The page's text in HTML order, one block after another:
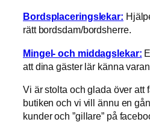
Bordsplaceringslekar:
rätt bordsdam/bordsherre.
Mingel- och middagslekar:
att dina gäster lär känna
Vi är stolta och glada över att
butiken och vi vill ännu en
kunder och ”gillare” på